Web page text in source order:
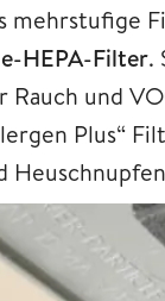
mehrstufige
HEPA-Filter.
Rauch und
Plus“